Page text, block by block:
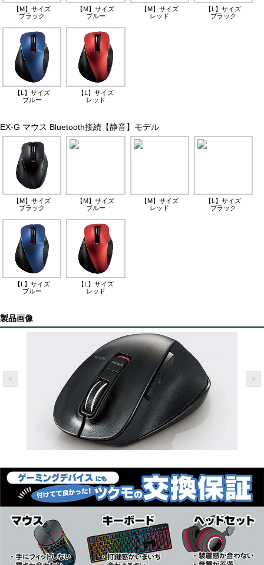
【M】サイズ
ブラック
【M】サイズ
ブルー
【M】サイズ
レッド
【L】サイズ
ブラック
【L】サイズ
ブルー
【L】サイズ
レッド
EX-G マウス Bluetooth接続【静音】モデル
【M】サイズ
ブラック
【M】サイズ
ブルー
【M】サイズ
レッド
【L】サイズ
ブラック
【L】サイズ
ブルー
【L】サイズ
レッド
製品画像